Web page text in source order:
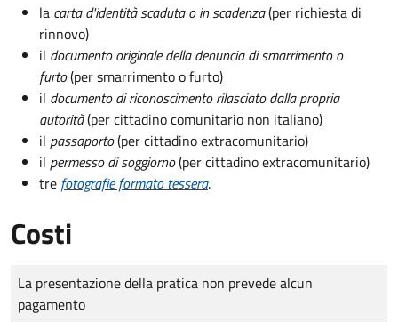
la carta d'identità scaduta o in scadenza(per richiesta di
rinnovo)
il documento originale della denuncia di smarrimento o
furto(per smarrimento o furto)
il documento di riconoscimento rilasciato dalla propria
autorità(per cittadino comunitario non italiano)
il passaporto(per cittadino extracomunitario)
il permesso di soggiorno(per cittadino extracomunitario)
tre fotografie formato tessera.
Costi
Tipo di pagamento
Importo
La presentazione della pratica non prevede alcun
pagamento